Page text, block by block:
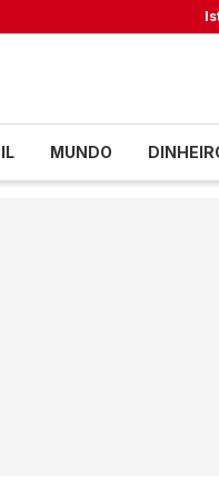
MUNDO